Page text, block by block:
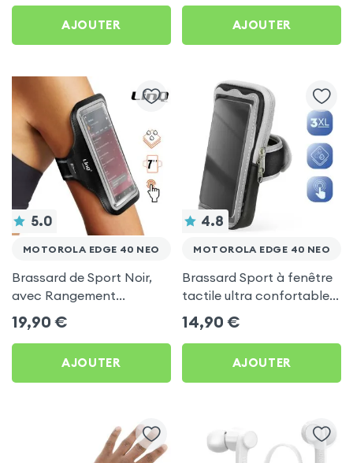
AJOUTER AJOUTER
5.0
MOTOROLA EDGE 40 NEO
Brassard de Sport Noir,
avec Rangement
Carte/clé LinQ pour
Motorola Edge 40 Neo
19,90 €
AJOUTER
4.8
MOTOROLA EDGE 40 NEO
Brassard Sport à fenêtre
tactile ultra confortable
pour Motorola Edge 40
Neo
14,90 €
AJOUTER